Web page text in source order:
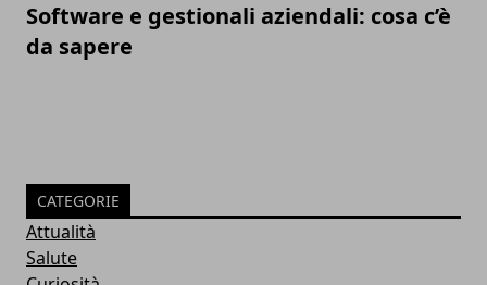
Software e gestionali aziendali: cosa c’è
da sapere
CATEGORIE
Attualità
Salute